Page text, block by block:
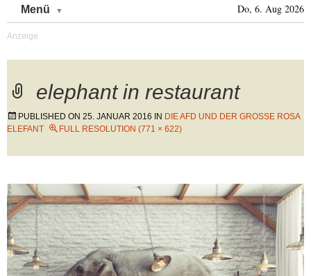
Menü Do, 6. Aug 2026
elephant in restaurant
PUBLISHED ON 25. JANUAR 2016 IN DIE AFD UND DER GROSSE ROSA E
LEFANT
FULL RESOLUTION (771 × 622)